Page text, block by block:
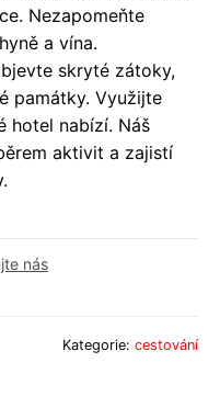
Nezapomeňte
a vína.
skryté zátoky,
památky. Využijte
hotel nabízí. Náš
aktivit a zajistí
nás
Kategorie: cestování